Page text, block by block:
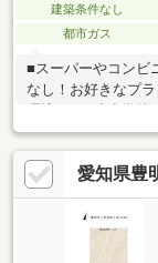
建築条件なし
都市ガス
■スーパーやコンビ
なし！お好きなプ
スーパー豊明店：
ミリーマート豊明
愛知県豊